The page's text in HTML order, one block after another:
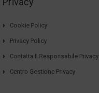
Cookie Policy
Privacy Policy
Contatta Il Responsabile Privacy
Centro Gestione Privacy